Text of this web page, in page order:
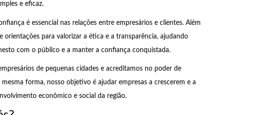
e eficaz.
é essencial nas relações entre empresários e clientes. Além
orientações para valorizar a ética e a transparência, ajudando
com o público e a manter a confiança conquistada.
de pequenas cidades e acreditamos no poder de
forma, nosso objetivo é ajudar empresas a crescerem e a
econômico e social da região.